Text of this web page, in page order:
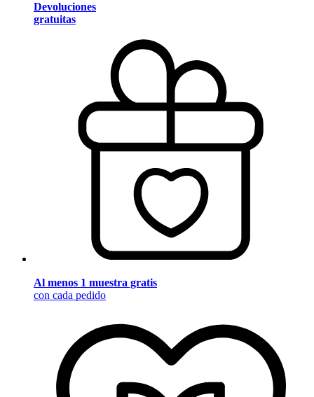
Devoluciones
gratuitas
Al menos 1 muestra gratis
con cada pedido